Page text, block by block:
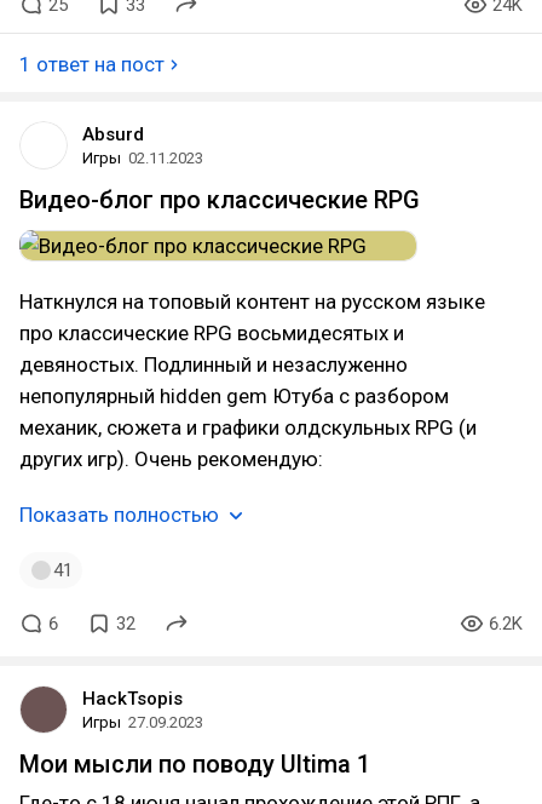
25 33 24K
1 ответ на пост
Absurd
Игры 02.11.2023
Видео-блог про классические RPG
Наткнулся на топовый контент на русском языке
про классические RPG восьмидесятых и
девяностых. Подлинный и незаслуженно
непопулярный hidden gem Ютуба с разбором
механик, сюжета и графики олдскульных RPG (и
других игр). Очень рекомендую:
Показать полностью
41
6 32 6.2K
HackTsopis
Игры 27.09.2023
Мои мысли по поводу Ultima 1